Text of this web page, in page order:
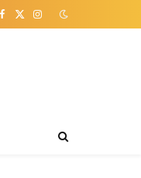
Facebook
X
Instagram